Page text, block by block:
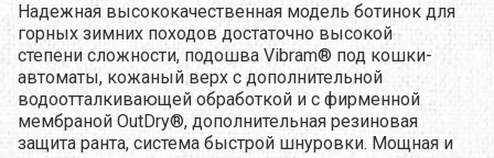
Надежная высококачественная модель ботинок для
горных зимних походов достаточно высокой
степени сложности, подошва Vibram® под кошки-
автоматы, кожаный верх с дополнительной
водоотталкивающей обработкой и с фирменной
мембраной OutDry®, дополнительная резиновая
защита ранта, система быстрой шнуровки. Мощная и